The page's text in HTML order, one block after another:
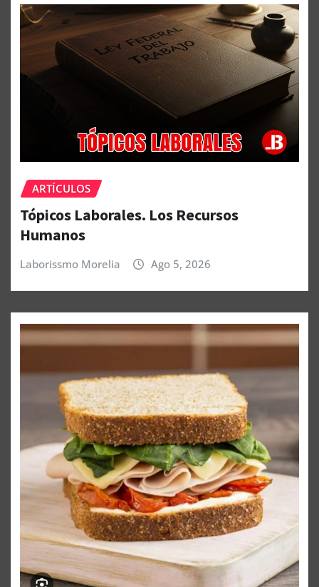
ARTÍCULOS
Tópicos Laborales. Los Recursos
Humanos
Laborissmo Morelia Ago 5, 2026